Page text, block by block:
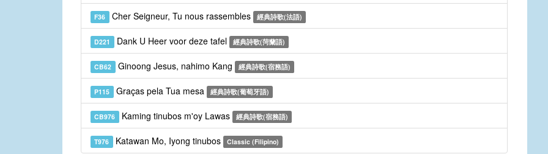
F36 Cher Seigneur, Tu nous rassembles 經典詩歌(法語)
D221 Dank U Heer voor deze tafel 經典詩歌(菏蘭語)
CB62 Ginoong Jesus, nahimo Kang 經典詩歌(宿務語)
P115 Graças pela Tua mesa 經典詩歌(葡萄牙語)
CB976 Kaming tinubos m'oy Lawas 經典詩歌(宿務語)
T976 Katawan Mo, Iyong tinubos Classic (Filipino)